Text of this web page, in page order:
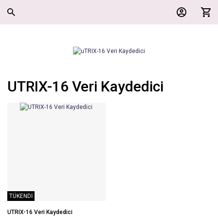
UTRIX-16 Veri Kaydedici
TÜKENDİ
UTRIX-16 Veri Kaydedici